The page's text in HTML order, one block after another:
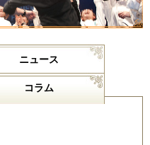
ニュース
コラム